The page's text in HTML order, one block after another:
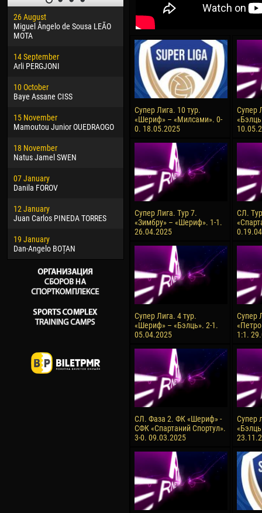
26 August
Miguel Ângelo de Sousa LEÃO
MOTA
14 September
Arli PERGJONI
10 October
Baye Assane CISS
15 November
Mamoutou Junior OUEDRAOGO
18 November
Natus Jamel SWEN
07 January
Danila FOROV
12 January
Juan Carlos PINEDA TORRES
19 January
Dan-Angelo BOȚAN
30 January
Dhoraso Moreo KLAS
24 February
Vladislav COSTIN
02 March
Veaceslav COZMA
09 March
Emmanuel AFETSE
Jayder Moreno ASPRILLA
22 March
Samba KONÉ
26 March
Vitor Hugo Morais de OLIVEIRA
28 March
04
13
15
24
10
15
Ivan
17
Супер Лига. 10 тур.
«Шериф» – «Милсами». 0-
0. 18.05.2025
Супер
Супер Лига. Тур 7.
«Зимбру» – «Шериф». 1-1.
26.04.2025
СЛ.
Супер Лига. 4 тур.
«Шериф» – «Бэлць». 2-1.
05.04.2025
Супер
1:1.
СЛ. Фаза 2. ФК «Шериф» -
СФК «Спартаний Спортул».
3-0. 09.03.2025
Супер